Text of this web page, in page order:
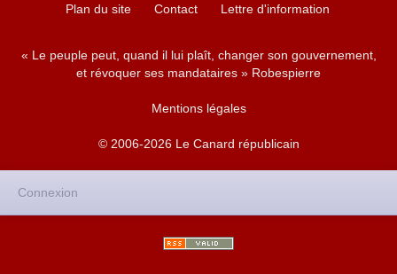
Plan du site Contact Lettre d'information
« Le peuple peut, quand il lui plaît, changer son gouvernement,
et révoquer ses mandataires » Robespierre
Mentions légales
© 2006-2026 Le Canard républicain
Connexion